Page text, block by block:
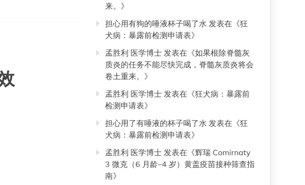
来。 》
担心用有狗的唾液杯子喝了水 发表在《狂
犬病：暴露前检测申请表》
孟胜利 医学博士 发表在《如果根除脊髓灰
质炎的任务不能尽快完成，脊髓灰质炎将会
卷土重来。 》
孟胜利 医学博士 发表在《狂犬病：暴露前
检测申请表》
担心用了有唾液的杯子喝了水 发表在《狂
犬病：暴露前检测申请表》
孟胜利 医学博士 发表在《辉瑞 Comirnaty
3 微克（6 月龄–4 岁）黄盖疫苗接种筛查指
南》